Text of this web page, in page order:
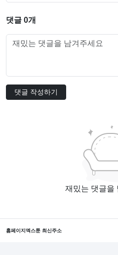
댓글 0개
댓글 작성하기
재밌는 댓글을
홈페이지 엑스툰 최신주소